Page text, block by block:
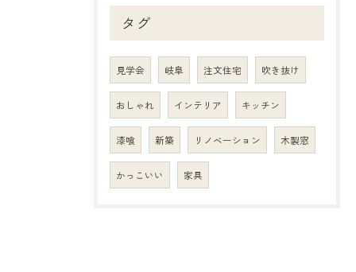
タグ
見学会 岐阜 注文住宅 吹き抜け
おしゃれ インテリア キッチン
漆喰 新築 リノベーション 木製窓
かっこいい 家具